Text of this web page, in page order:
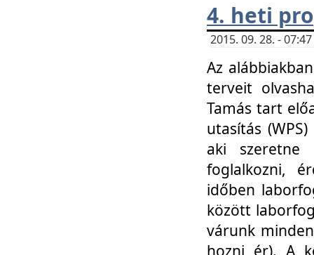
4. heti
2015. 09. 28. -
Az
terveit
Tamás tart
utasítás
aki szeretne
foglalkozni,
időben
között
várunk
hozni ér). A